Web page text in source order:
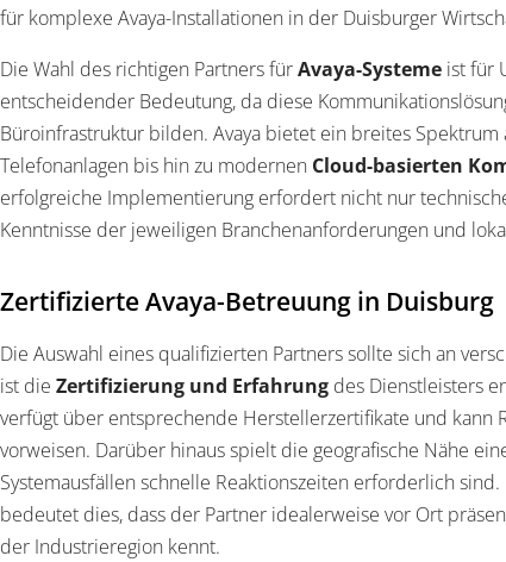
für komplexe Avaya-Installationen in der Duisburger
Die Wahl des richtigen Partners fürAvaya-Systeme ist für
entscheidender Bedeutung, da diese
Büroinfrastruktur bilden. Avaya bietet ein breites Spektrum
Telefonanlagen bis hin zu modernen Cloud-basierten
erfolgreiche Implementierung erfordert nicht nur
Kenntnisse der jeweiligen Branchenanforderungen und
Zertifizierte Avaya-Betreuung in Duisburg
Die Auswahl eines qualifizierten Partners sollte sich an
ist die Zertifizierung und Erfahrung des Dienstleisters
verfügt über entsprechende Herstellerzertifikate und kann
vorweisen. Darüber hinaus spielt die geografische Nähe
Systemausfällen schnelle Reaktionszeiten erforderlich
bedeutet dies, dass der Partner idealerweise vor Ort
der Industrieregion kennt.